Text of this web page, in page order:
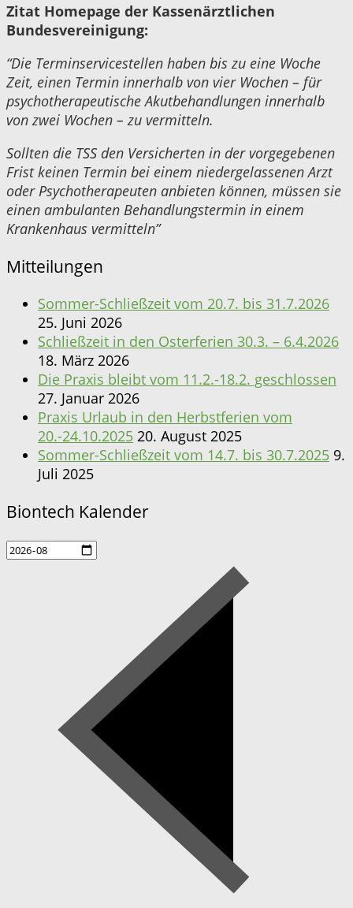
Zitat Homepage der Kassenärztlichen
Bundesvereinigung:
“Die Terminservicestellen haben bis zu eine Woche
Zeit, einen Termin innerhalb von vier Wochen – für
psychotherapeutische Akutbehandlungen innerhalb
von zwei Wochen – zu vermitteln.
Sollten die TSS den Versicherten in der vorgegebenen
Frist keinen Termin bei einem niedergelassenen Arzt
oder Psychotherapeuten anbieten können, müssen sie
einen ambulanten Behandlungstermin in einem
Krankenhaus vermitteln”
Mitteilungen
Sommer-Schließzeit vom 20.7. bis 31.7.2026
25. Juni 2026
Schließzeit in den Osterferien 30.3. – 6.4.2026
18. März 2026
Die Praxis bleibt vom 11.2.-18.2. geschlossen
27. Januar 2026
Praxis Urlaub in den Herbstferien vom
20.-24.10.2025 20. August 2025
Sommer-Schließzeit vom 14.7. bis 30.7.2025 9.
Juli 2025
Biontech Kalender